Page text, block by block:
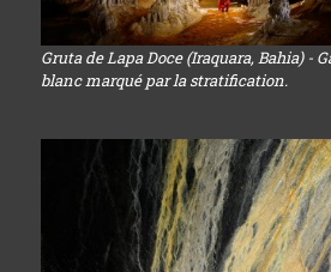
Gruta de Lapa Doce (Iraquara, Bahia) -
blanc marqué par la stratification.